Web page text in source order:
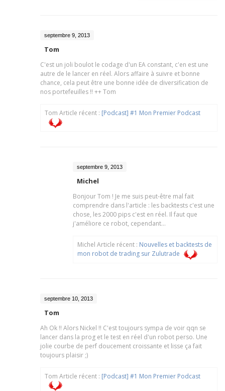
septembre 9, 2013
Tom
C'est un joli boulot le codage d'un EA constant, c'en est une
autre de le lancer en réel. Alors affaire à suivre et bonne
chance, cela peut être une bonne idée de diversification de
nos portefeuilles !! ++ Tom
Tom Article récent : [Podcast] #1 Mon Premier Podcast
septembre 9, 2013
Michel
Bonjour Tom ! Je me suis peut-être mal fait
comprendre dans l'article : les backtests c'est une
chose, les 2000 pips c'est en réel. Il faut que
j'améliore ce robot, cependant...
Michel Article récent : Nouvelles et backtests de
mon robot de trading sur Zulutrade
septembre 10, 2013
Tom
Ah Ok !! Alors Nickel !! C'est toujours sympa de voir qqn se
lancer dans la prog et le test en réel d'un robot perso. Une
jolie courbe de perf doucement croissante et lisse ça fait
toujours plaisir ;)
Tom Article récent : [Podcast] #1 Mon Premier Podcast